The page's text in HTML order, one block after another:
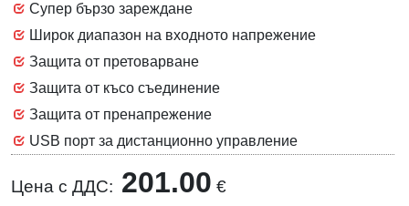
Супер бързо зареждане
Широк диапазон на входното напрежение
Защита от претоварване
Защита от късо съединение
Защита от пренапрежение
USB порт за дистанционно управление
Цена с ДДС: 201.00 €